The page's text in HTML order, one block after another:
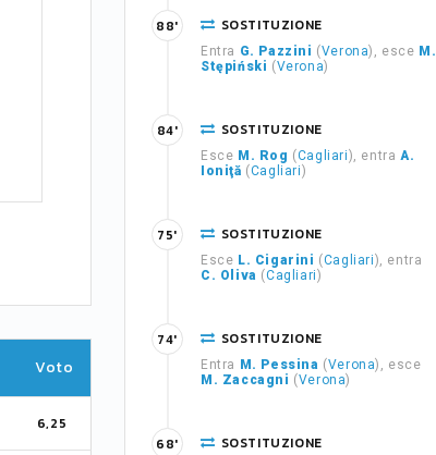
Voto
6,25
SOSTITUZIONE
Entra G. Pazzini (Verona), esce M.
Stępiński (Verona)
88'
SOSTITUZIONE
Esce M. Rog (Cagliari), entraA.
Ioniţă (Cagliari)
84'
SOSTITUZIONE
Esce L. Cigarini (Cagliari), entra
C. Oliva (Cagliari)
75'
SOSTITUZIONE
Entra M. Pessina (Verona), esce
M. Zaccagni (Verona)
74'
SOSTITUZIONE
68'